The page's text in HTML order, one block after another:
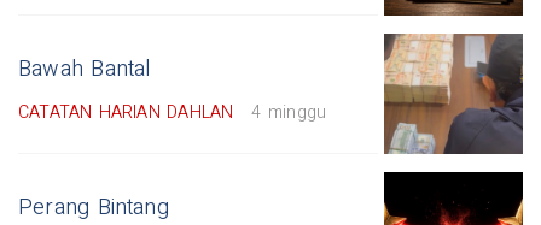
Bawah Bantal
CATATAN HARIAN DAHLAN 4 minggu
Perang Bintang